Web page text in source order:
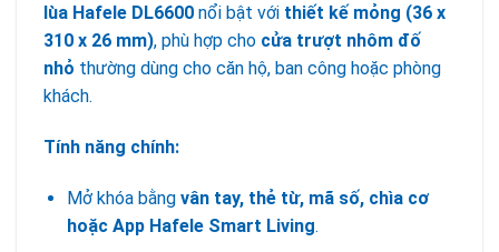
lùa Hafele DL6600 nổi bật với thiết kế mỏng (36 x
310 x 26 mm), phù hợp cho cửa trượt nhôm đố
nhỏ thường dùng cho căn hộ, ban công hoặc phòng
khách.
Tính năng chính:
Mở khóa bằng vân tay, thẻ từ, mã số, chìa cơ
hoặc App Hafele Smart Living.